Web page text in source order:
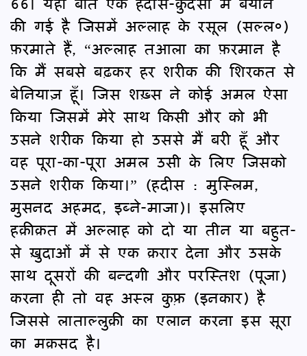
की गई है जिसमें अल्लाह के रसूल (सल्ल०)
फ़रमाते हैं, “अल्लाह तआला का फ़रमान है
कि मैं सबसे बढ़कर हर शरीक की शिरकत से
बेनियाज़ हूँ। जिस शख़्स ने कोई अमल ऐसा
किया जिसमें मेरे साथ किसी और को भी
उसने शरीक किया हो उससे मैं बरी हूँ और
वह पूरा-का-पूरा अमल उसी के लिए जिसको
उसने शरीक किया।” (हदीस : मुस्लिम,
मुसनद अहमद, इब्ने-माजा)। इसलिए
हक़ीक़त में अल्लाह को दो या तीन या बहुत-
से ख़ुदाओं में से एक क़रार देना और उसके
साथ दूसरों की बन्दगी और परस्तिश (पूजा)
करना ही तो वह अस्ल कुफ़्र (इनकार) है
जिससे लाताल्लुक़ी का एलान करना इस सूरा
का मक़सद है।